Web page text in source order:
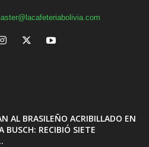
AL BRASILEÑO ACRIBILLADO EN
BUSCH: RECIBIÓ SIETE